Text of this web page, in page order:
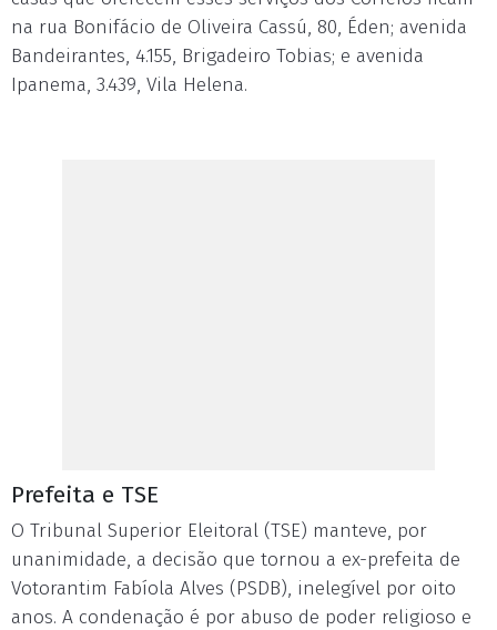
na rua Bonifácio de Oliveira Cassú, 80, Éden; avenida
Bandeirantes, 4.155, Brigadeiro Tobias; e avenida
Ipanema, 3.439, Vila Helena.
Prefeita e TSE
O Tribunal Superior Eleitoral (TSE) manteve, por
unanimidade, a decisão que tornou a ex-prefeita de
Votorantim Fabíola Alves (PSDB), inelegível por oito
anos. A condenação é por abuso de poder religioso e